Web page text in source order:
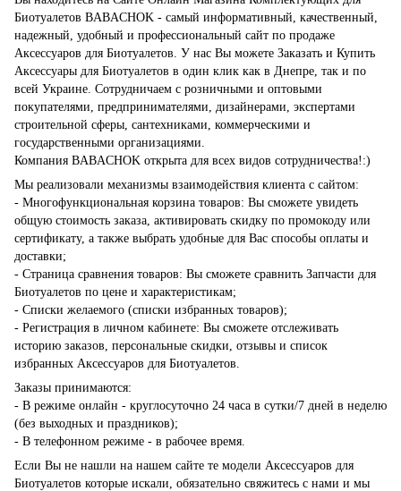
Биотуалетов BABACHOK - самый информативный, качественный,
надежный, удобный и профессиональный сайт по продаже
Аксессуаров для Биотуалетов. У нас Вы можете Заказать и Купить
Аксессуары для Биотуалетов в один клик как в Днепре, так и по
всей Украине. Сотрудничаем с розничными и оптовыми
покупателями, предпринимателями, дизайнерами, экспертами
строительной сферы, сантехниками, коммерческими и
государственными организациями.
Компания BABACHOK открыта для всех видов сотрудничества!:)
Мы реализовали механизмы взаимодействия клиента с сайтом:
- Многофункциональная корзина товаров: Вы сможете увидеть
общую стоимость заказа, активировать скидку по промокоду или
сертификату, а также выбрать удобные для Вас способы оплаты и
доставки;
- Страница сравнения товаров: Вы сможете сравнить Запчасти для
Биотуалетов по цене и характеристикам;
- Списки желаемого (списки избранных товаров);
- Регистрация в личном кабинете: Вы сможете отслеживать
историю заказов, персональные скидки, отзывы и список
избранных Аксессуаров для Биотуалетов.
Заказы принимаются:
- В режиме онлайн - круглосуточно 24 часа в сутки/7 дней в неделю
(без выходных и праздников);
- В телефонном режиме - в рабочее время.
Если Вы не нашли на нашем сайте те модели Аксессуаров для
Биотуалетов которые искали, обязательно свяжитесь с нами и мы